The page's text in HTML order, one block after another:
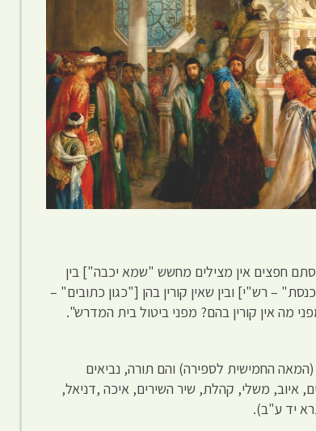
חפצים אין מצילים מחשש "שמא יכבה"] בין
– רש"י] ובין שאין קורין בהן ["כגון כתובים" –
מה אין קורין בהם? מפני ביטול בית המדרש".
החמישית לספירה) והם תורה, נביאים
איוב, משלי, קהלת, שיר השירים, איכה ,דניאל,
יד ע"ב).